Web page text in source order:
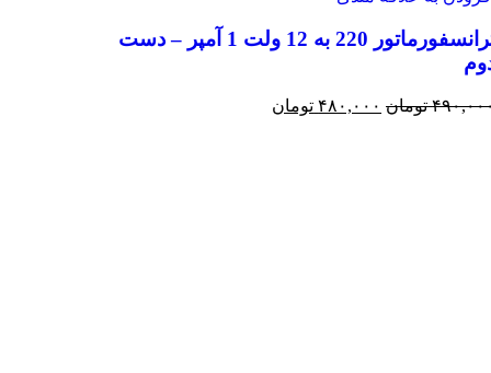
ترانسفورماتور 220 به 12 ولت 1 آمپر – دست
تومان ۴۸۰,۰۰۰ تومان